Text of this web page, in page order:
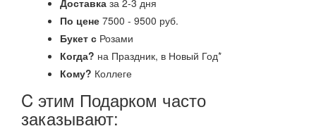
Доставка за 2-3 дня
По цене 7500 - 9500 руб.
Букет с Розами
Когда? на Праздник, в Новый Год*
Кому? Коллеге
C этим Подарком часто
заказывают: